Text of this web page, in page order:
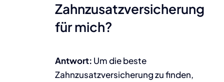
Zahnzusatzversicherung
für mich?
Antwort: Um die beste
Zahnzusatzversicherung zu finden,